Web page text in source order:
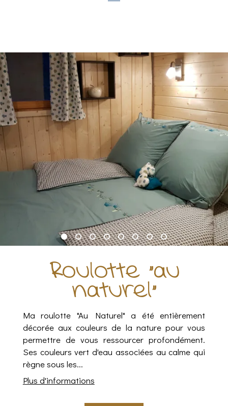
Roulotte "au
naturel"
Ma roulotte "Au Naturel" a été entièrement
décorée aux couleurs de la nature pour vous
permettre de vous ressourcer profondément.
Ses couleurs vert d'eau associées au calme qui
règne sous les...
Plus d'informations